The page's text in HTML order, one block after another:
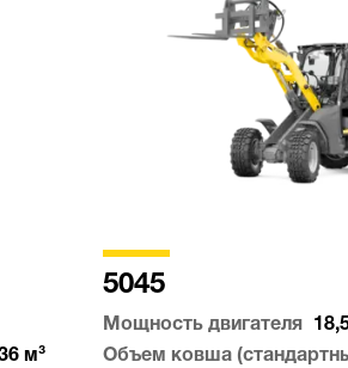
м³
5045
Мощность двигателя
Объем ковша